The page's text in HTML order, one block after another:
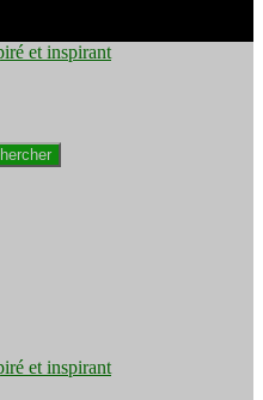
et inspirant
et inspirant